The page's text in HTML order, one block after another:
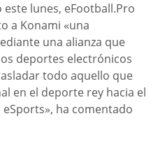
lunes, eFootball.Pro
a Konami «una
una alianza que
deportes electrónicos
todo aquello que
en el deporte rey hacia el
ha comentado